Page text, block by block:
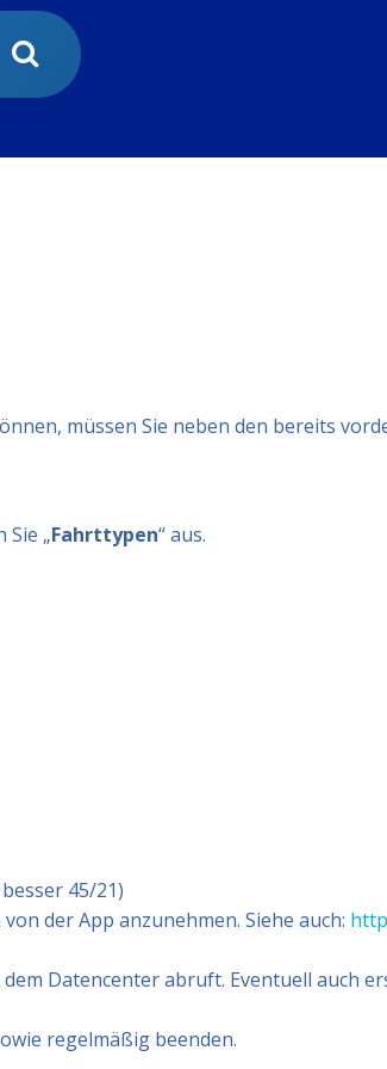
müssen Sie neben den bereits
Sie „Fahrttypen“ aus.
45/21)
der App anzunehmen. Siehe auch:
Datencenter abruft. Eventuell auch
regelmäßig beenden.